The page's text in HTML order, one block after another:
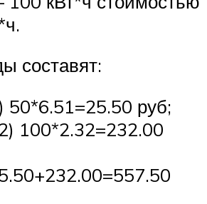
составят:
50*6.51=25.50 руб;
100*2.32=232.00